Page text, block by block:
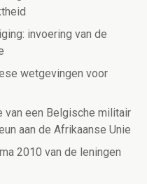
invoering van de
wetgevingen voor
van een Belgische militair
aan de Afrikaanse Unie
2010 van de leningen